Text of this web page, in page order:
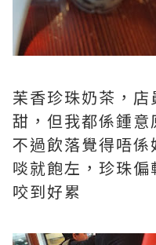
苿香珍珠奶茶，
甜，但我都係鍾
不過飲落覺得唔
啖就飽左，珍珠
咬到好累